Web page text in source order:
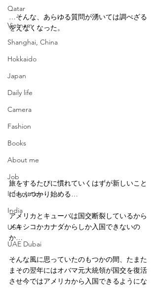
Qatar
Vietnam
Shanghai, China
Hokkaido
Japan
Daily life
Camera
Fashion
Books
About me
Job
Information
India
USA
UAE Dubai
…そんな、あらゆる質問が湧いては調べざる
をえなくなった。
旅をするたびに慣れていくはずが新しいこと
にもぶつかり始める…
アメリカとキューバは国交断裂しているから
メキシコかカナダからしか入国できないの
か…
そんな風に思っていたのもつかの間、たまた
まその翌年にはオバマ元大統領が国交を復活
させ今ではアメリカから入国できるようにな